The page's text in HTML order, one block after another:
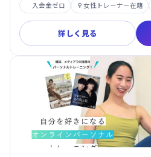
入会金ゼロ  女性トレーナー在籍
詳しく見る